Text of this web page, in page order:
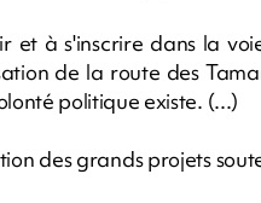
et à s'inscrire dans la
de la route des
politique existe. (...)
des grands projets